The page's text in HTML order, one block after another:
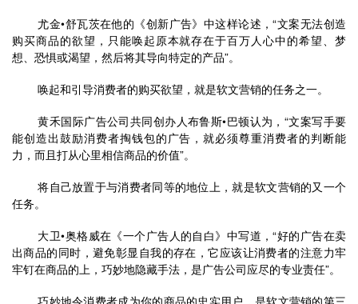
	尤金•舒瓦茨在他的《创新广告》中这样论述，“文案无法创造
购买商品的欲望，只能唤起原本就存在于百万人心中的希望、梦
想、恐惧或渴望，然后将其导向特定的产品”。
	唤起和引导消费者的购买欲望，就是软文营销的任务之一。
	黄禾国际广告公司共同创办人布鲁斯•巴顿认为，“文案写手要
能创造出鼓励消费者掏钱包的广告，就必须尊重消费者的判断能
力，而且打从心里相信商品的价值”。
	将自己放置于与消费者同等的地位上，就是软文营销的又一个
任务。
出商品的同时，避免彰显自我的存在，它应该让消费者的注意力牢
牢钉在商品的上，巧妙地隐藏手法，是广告公司应尽的专业责任”。
	巧妙地令消费者成为你的商品的忠实用户，是软文营销的第三